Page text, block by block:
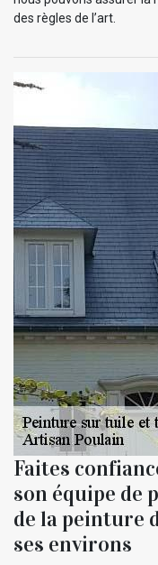
des règles de l’art.
Faites
son équipe de
de la peinture
ses environs